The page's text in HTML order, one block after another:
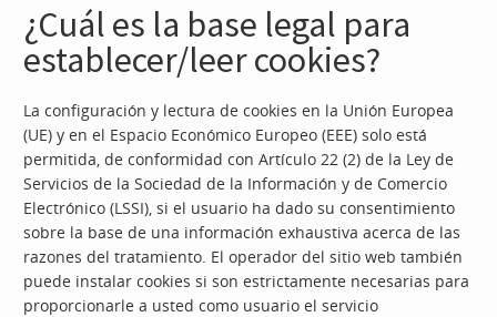
¿Cuál es la base legal para
establecer/leer cookies?
La configuración y lectura de cookies en la Unión Europea
(UE) y en el Espacio Económico Europeo (EEE) solo está
permitida, de conformidad con Artículo 22 (2) de la Ley de
Servicios de la Sociedad de la Información y de Comercio
Electrónico (LSSI), si el usuario ha dado su consentimiento
sobre la base de una información exhaustiva acerca de las
razones del tratamiento. El operador del sitio web también
puede instalar cookies si son estrictamente necesarias para
proporcionarle a usted como usuario el servicio